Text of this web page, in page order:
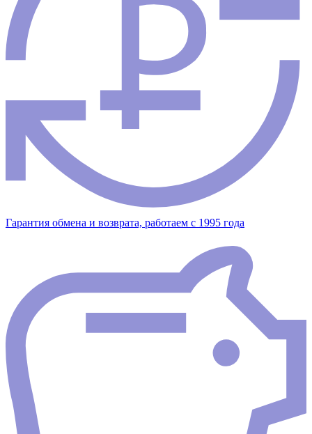
Гарантия обмена и возврата, работаем с 1995 года